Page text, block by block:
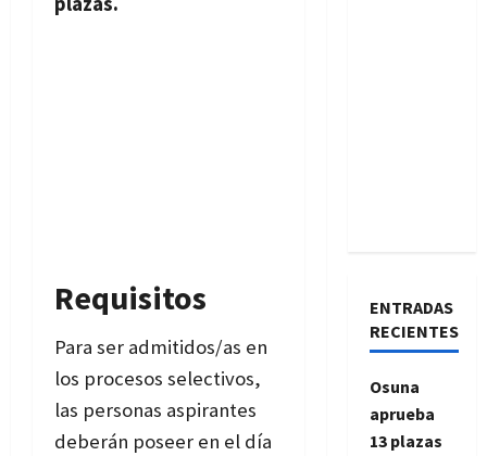
Requisitos
Para ser admitidos/as en
los procesos selectivos,
las personas aspirantes
deberán poseer en el día
ENTRADAS
RECIENTES
Osuna
aprueba
13 plazas